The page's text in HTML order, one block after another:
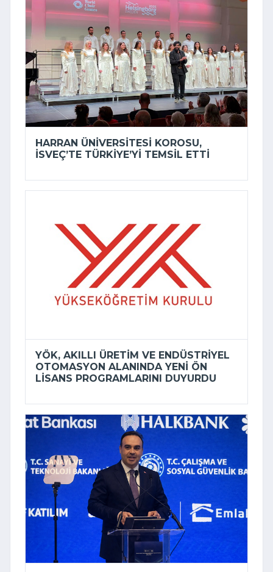
HARRAN ÜNIVERSITESI KOROSU,
İSVEÇ’TE TÜRKIYE’YI TEMSIL ETTI
YÖK, AKILLI ÜRETIM VE ENDÜSTRIYEL
OTOMASYON ALANINDA YENI ÖN
LISANS PROGRAMLARINI DUYURDU